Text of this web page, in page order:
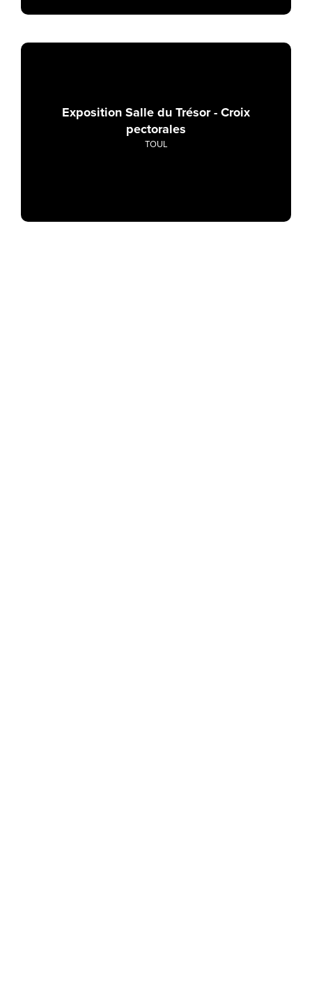
Exposition Salle du Trésor - Croix
pectorales
TOUL